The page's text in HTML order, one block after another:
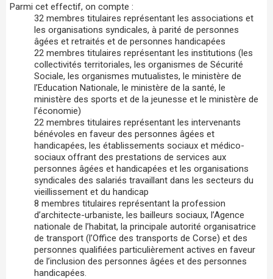
Parmi cet effectif, on compte :
32 membres titulaires représentant les associations et
les organisations syndicales, à parité de personnes
âgées et retraités et de personnes handicapées
22 membres titulaires représentant les institutions (les
collectivités territoriales, les organismes de Sécurité
Sociale, les organismes mutualistes, le ministère de
l’Education Nationale, le ministère de la santé, le
ministère des sports et de la jeunesse et le ministère de
l’économie)
22 membres titulaires représentant les intervenants
bénévoles en faveur des personnes âgées et
handicapées, les établissements sociaux et médico-
sociaux offrant des prestations de services aux
personnes âgées et handicapées et les organisations
syndicales des salariés travaillant dans les secteurs du
vieillissement et du handicap
8 membres titulaires représentant la profession
d’architecte-urbaniste, les bailleurs sociaux, l’Agence
nationale de l’habitat, la principale autorité organisatrice
de transport (l’Office des transports de Corse) et des
personnes qualifiées particulièrement actives en faveur
de l’inclusion des personnes âgées et des personnes
handicapées.